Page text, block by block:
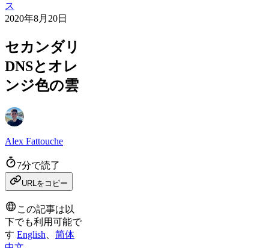
ス
2020年8月20日
セカンダリ
DNSとオレ
ンジ色の雲
Alex Fattouche
7分で読了
URLをコピー
この記事は以
下でも利用可能で
す English
简体